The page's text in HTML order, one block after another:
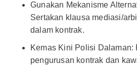
Gunakan Mekanisme
Sertakan klausa mediasi/
dalam kontrak.
Kemas Kini Polisi Dalaman:
pengurusan kontrak dan